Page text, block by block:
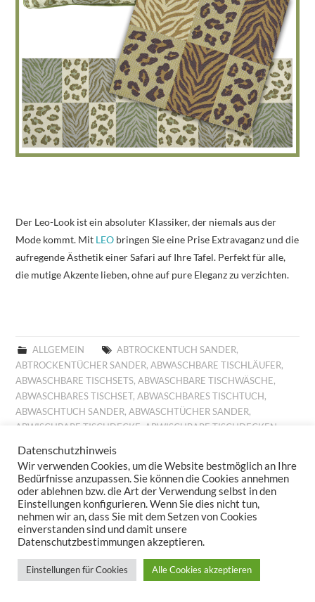
Der Leo-Look ist ein absoluter Klassiker, der niemals aus der
Mode kommt. Mit LEO bringen Sie eine Prise Extravaganz und die
aufregende Ästhetik einer Safari auf Ihre Tafel. Perfekt für alle,
die mutige Akzente lieben, ohne auf pure Eleganz zu verzichten.
ALLGEMEIN ABTROCKENTUCH SANDER,
ABTROCKENTÜCHER SANDER,ABWASCHBARE TISCHLÄUFER,
ABWASCHBARE TISCHSETS,ABWASCHBARE TISCHWÄSCHE,
ABWASCHBARES TISCHSET,ABWASCHBARES TISCHTUCH,
ABWASCHTUCH SANDER,ABWASCHTÜCHER SANDER,
ABWISCHBARE TISCHDECKE
ABWISCHBARE TISCHDECKEN
ABWISCHBARES TISCHTUCH
ALLROUND BASKET GOBELIN , AUFLEGER GOBELIN,BESTICKTE
WOLLKISSEN,BESTICKTES WOLLKISSEN,BILLIGE KISSEN,
BILLIGE TISCHDECKE,BILLIGE TISCHLÄUFER, BILLIGE
TISCHWÄSCHE,BILLIGES TISCHTUCH,BROTKORB FRÜHLING
BROTKORB HERBST,BROTKORB SANDER
DIGITALDRUCK FRÜHLING
TISCHDECKE,FESTLICHE TISCHDECKEN,FESTLICHE
TISCHTÜCHER,FESTLICHES TISCHTUCH,
Datenschutzhinweis
Wir verwenden Cookies, um die Website bestmöglich an Ihre
Bedürfnisse anzupassen. Sie können die Cookies annehmen
oder ablehnen bzw. die Art der Verwendung selbst in den
Einstellungen konfigurieren. Wenn Sie dies nicht tun,
nehmen wir an, dass Sie mit dem Setzen von Cookies
einverstanden sind und damit unsere
Datenschutzbestimmungen akzeptieren.
Einstellungen für Cookies Alle Cookies akzeptieren